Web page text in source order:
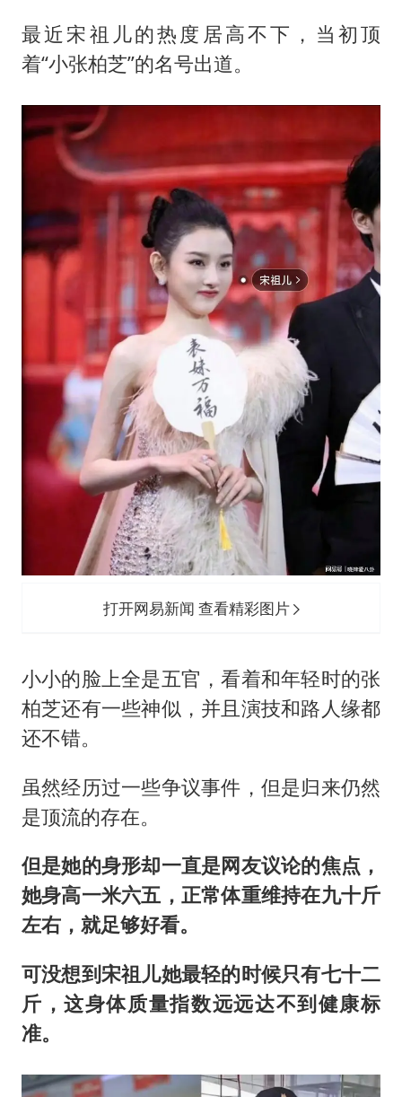
最近宋祖儿的热度居高不下，当初顶
着“小张柏芝”的名号出道。
打开网易新闻 查看精彩图片
小小的脸上全是五官，看着和年轻时的张
柏芝还有一些神似，并且演技和路人缘都
还不错。
虽然经历过一些争议事件，但是归来仍然
是顶流的存在。
但是她的身形却一直是网友议论的焦点，
她身高一米六五，正常体重维持在九十斤
左右，就足够好看。
可没想到宋祖儿她最轻的时候只有七十二
斤，这身体质量指数远远达不到健康标
准。